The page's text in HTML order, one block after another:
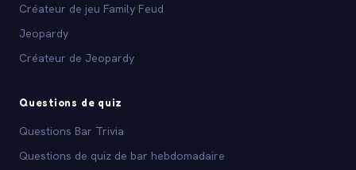
Créateur de jeu Family Feud
Jeopardy
Créateur de Jeopardy
Questions de quiz
Questions Bar Trivia
Questions de quiz de bar hebdomadaire